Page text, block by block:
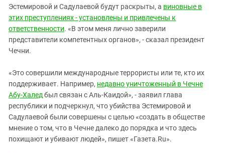
Южная Осетия
Южный Кавказ
ЮФО
Эстемировой и Садулаевой будут раскрыты, а виновные в
этих преступлениях - установлены и привлечены к
ответственности. «В этом меня лично заверили
представители компетентных органов», - сказал президент
Чечни.
«Это совершили международные террористы или те, кто их
поддерживает. Например, недавно уничтоженный в Чечне
Абу-Халед был связан с Аль-Каидой», - заявил глава
республики и подчеркнул, что убийства Эстемировой и
Садулаевой были совершены с целью «создать в обществе
мнение о том, что в Чечне далеко до порядка и что здесь
похищают и убивают людей», пишет «Газета.Ru».